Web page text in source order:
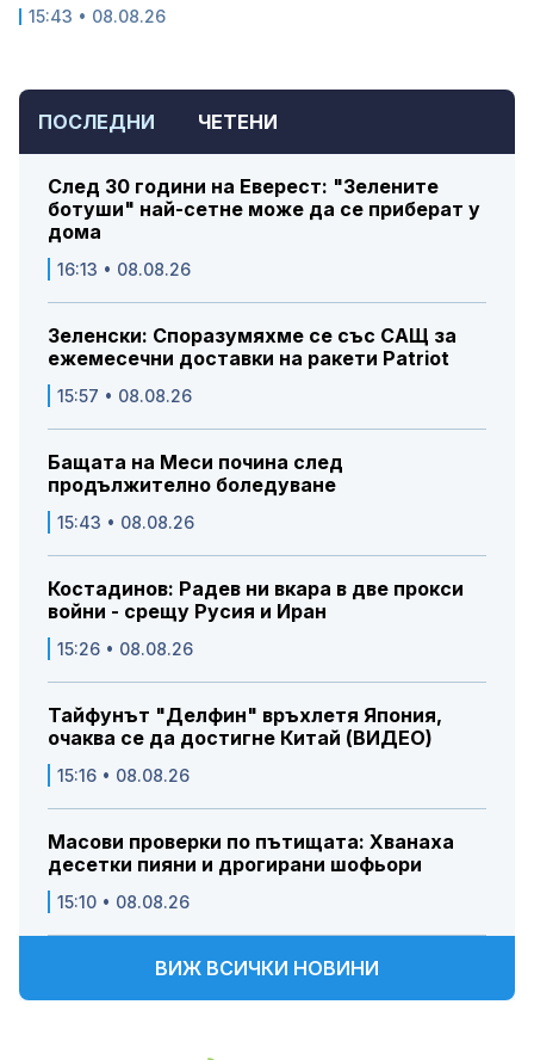
ПОСЛЕДНИ ЧЕТЕНИ
След 30 години на Еверест: "Зелените
ботуши" най-сетне може да се приберат у
дома
16:13 • 08.08.26
Зеленски: Споразумяхме се със САЩ за
ежемесечни доставки на ракети Patriot
15:57 • 08.08.26
Бащата на Меси почина след
продължително боледуване
15:43 • 08.08.26
Костадинов: Радев ни вкара в две прокси
войни - срещу Русия и Иран
15:26 • 08.08.26
Тайфунът "Делфин" връхлетя Япония,
очаква се да достигне Китай (ВИДЕО)
15:16 • 08.08.26
Масови проверки по пътищата: Хванаха
десетки пияни и дрогирани шофьори
15:10 • 08.08.26
ВИЖ ВСИЧКИ НОВИНИ
15:43 • 08.08.26